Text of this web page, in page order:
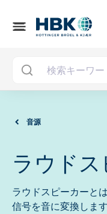
menu
音源
ラウド
ラウドスピーカーと
信号を音に変換しま